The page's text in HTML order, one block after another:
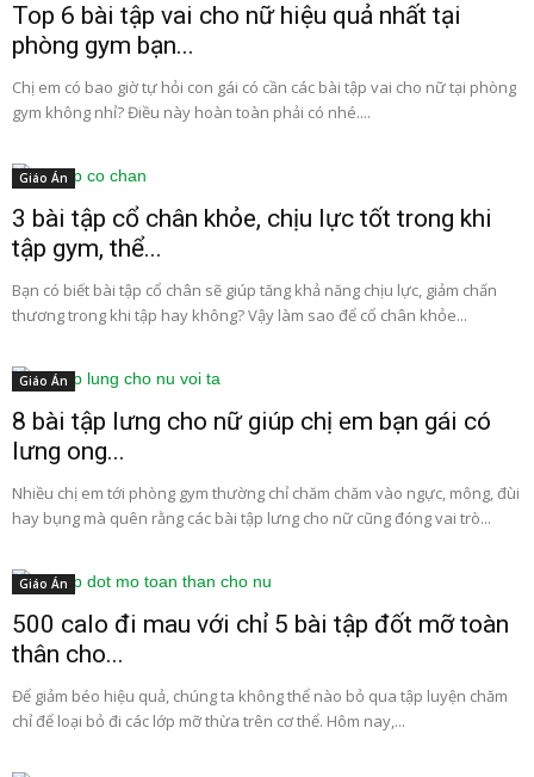
Top 6 bài tập vai cho nữ hiệu quả nhất tại
phòng gym bạn...
Chị em có bao giờ tự hỏi con gái có cần các bài tập vai cho nữ tại phòng
gym không nhỉ? Điều này hoàn toàn phải có nhé....
Giáo Án
3 bài tập cổ chân khỏe, chịu lực tốt trong khi
tập gym, thể...
Bạn có biết bài tập cổ chân sẽ giúp tăng khả năng chịu lực, giảm chấn
thương trong khi tập hay không? Vậy làm sao để cổ chân khỏe...
Giáo Án
8 bài tập lưng cho nữ giúp chị em bạn gái có
lưng ong...
Nhiều chị em tới phòng gym thường chỉ chăm chăm vào ngực, mông, đùi
hay bụng mà quên rằng các bài tập lưng cho nữ cũng đóng vai trò...
Giáo Án
500 calo đi mau với chỉ 5 bài tập đốt mỡ toàn
thân cho...
Để giảm béo hiệu quả, chúng ta không thể nào bỏ qua tập luyện chăm
chỉ để loại bỏ đi các lớp mỡ thừa trên cơ thể. Hôm nay,...